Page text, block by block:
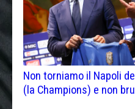
Non torniamo il Napoli
(la Champions) e non